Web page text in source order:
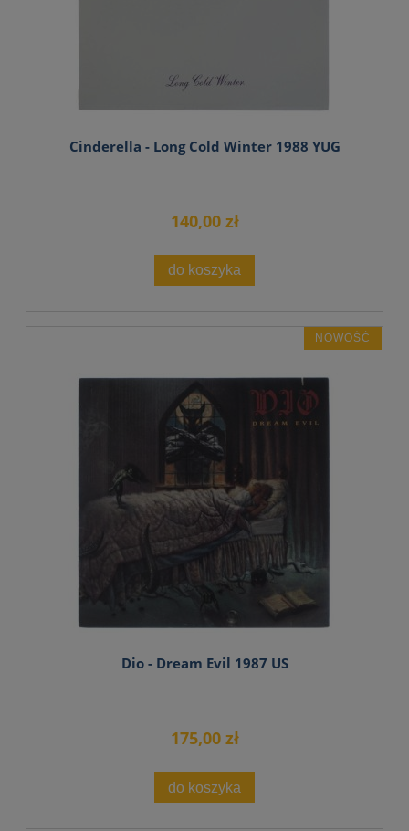
Cinderella - Long Cold Winter 1988 YUG
140,00 zł
do koszyka
Dio - Dream Evil 1987 US
175,00 zł
do koszyka
NOWOŚĆ